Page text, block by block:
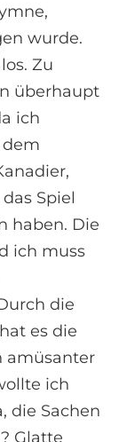
wurde.
Zu
überhaupt
ich
Spiel
haben. Die
ich muss
die
es die
amüsanter
ich
die Sachen
Glatte